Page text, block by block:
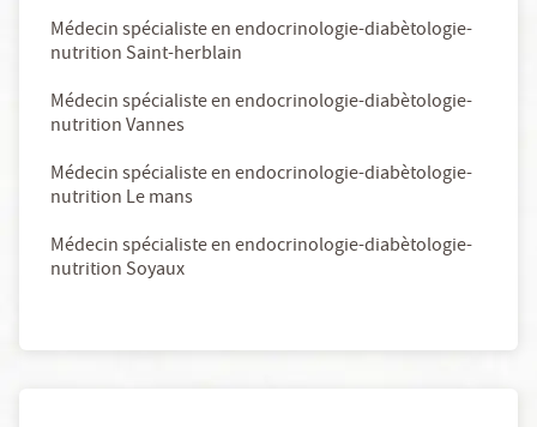
Médecin spécialiste en endocrinologie-diabètologie-
nutrition Saint-herblain
Médecin spécialiste en endocrinologie-diabètologie-
nutrition Vannes
Médecin spécialiste en endocrinologie-diabètologie-
nutrition Le mans
Médecin spécialiste en endocrinologie-diabètologie-
nutrition Soyaux